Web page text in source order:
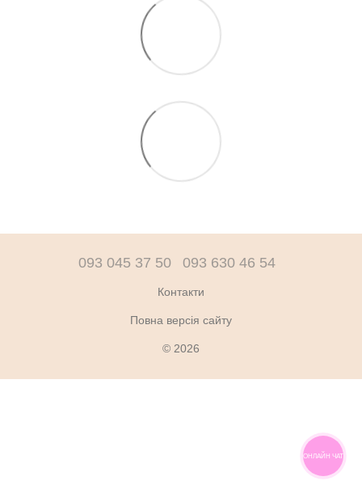
093 045 37 50 093 630 46 54
Контакти
Повна версія сайту
© 2026
ОНЛАЙН ЧАТ